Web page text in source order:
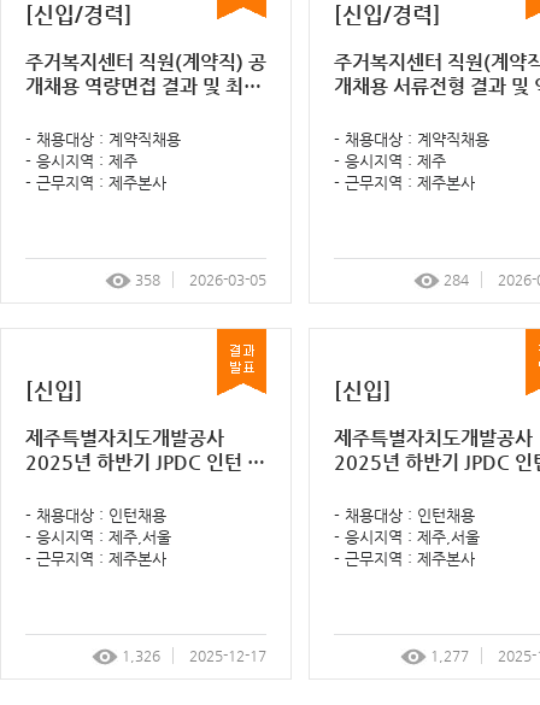
[신입/경력]
주거복지센터 직원(계약직) 공
개채용 역량면접 결과 및 최종
- 채용대상 : 계약직채용
- 응시지역 : 제주
- 근무지역 : 제주본사
358 2026-03-05
[신입/경력]
주거복지센터 직원(계약
개채용 서류전형 결과 및 역량
- 채용대상 : 계약직채용
- 응시지역 : 제주
- 근무지역 : 제주본사
284
[신입]
제주특별자치도개발공사
2025년 하반기 JPDC 인턴 공
림
- 채용대상 : 인턴채용
- 응시지역 : 제주,서울
- 근무지역 : 제주본사
1,326 2025-12-17
[신입]
제주특별자치도개발공사
2025년 하반기 JPDC 인턴 공
- 채용대상 : 인턴채용
- 응시지역 : 제주,서울
- 근무지역 : 제주본사
1,277